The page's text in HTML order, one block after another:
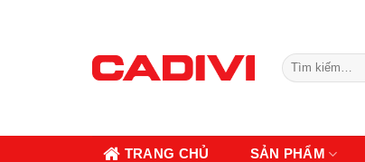
Tìm
kiếm:
TRANG CHỦ SẢN PHẨM